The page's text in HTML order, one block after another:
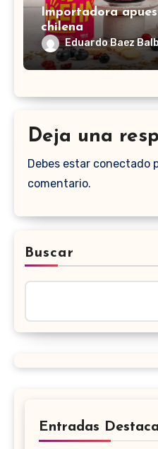
Importadora
chilena
Eduardo Baez
Deja una
Debes estar conectado
comentario.
Buscar
Entradas